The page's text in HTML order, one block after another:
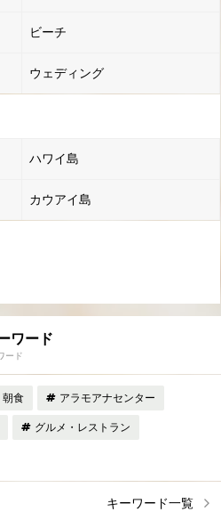
ビーチ
ウェディング
ハワイ島
カウアイ島
ワード
ード
朝食 アラモアナセンター
グルメ・レストラン
キーワード一覧